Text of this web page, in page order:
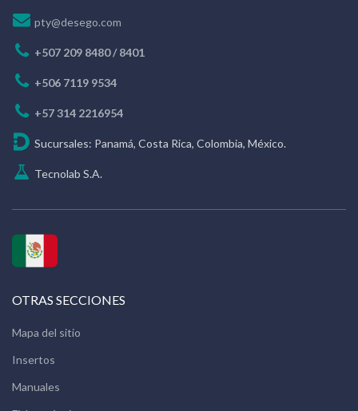
pty@desego.com
+507 209 8480 / 8401
+506 7119 9534
+57 314 2216954
Sucursales: Panamá, Costa Rica, Colombia, México.
Tecnolab S.A.
OTRAS SECCIONES
Mapa del sitio
Insertos
Manuales